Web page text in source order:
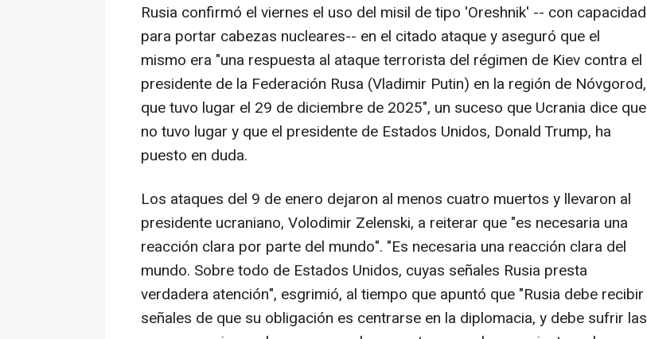
Rusia confirmó el viernes el uso del misil de tipo 'Oreshnik' -- con capacidad
para portar cabezas nucleares-- en el citado ataque y aseguró que el
mismo era "una respuesta al ataque terrorista del régimen de Kiev contra el
presidente de la Federación Rusa (Vladimir Putin) en la región de Nóvgorod,
que tuvo lugar el 29 de diciembre de 2025", un suceso que Ucrania dice que
no tuvo lugar y que el presidente de Estados Unidos, Donald Trump, ha
puesto en duda.
Los ataques del 9 de enero dejaron al menos cuatro muertos y llevaron al
presidente ucraniano, Volodimir Zelenski, a reiterar que "es necesaria una
reacción clara por parte del mundo". "Es necesaria una reacción clara del
mundo. Sobre todo de Estados Unidos, cuyas señales Rusia presta
verdadera atención", esgrimió, al tiempo que apuntó que "Rusia debe recibir
señales de que su obligación es centrarse en la diplomacia, y debe sufrir las